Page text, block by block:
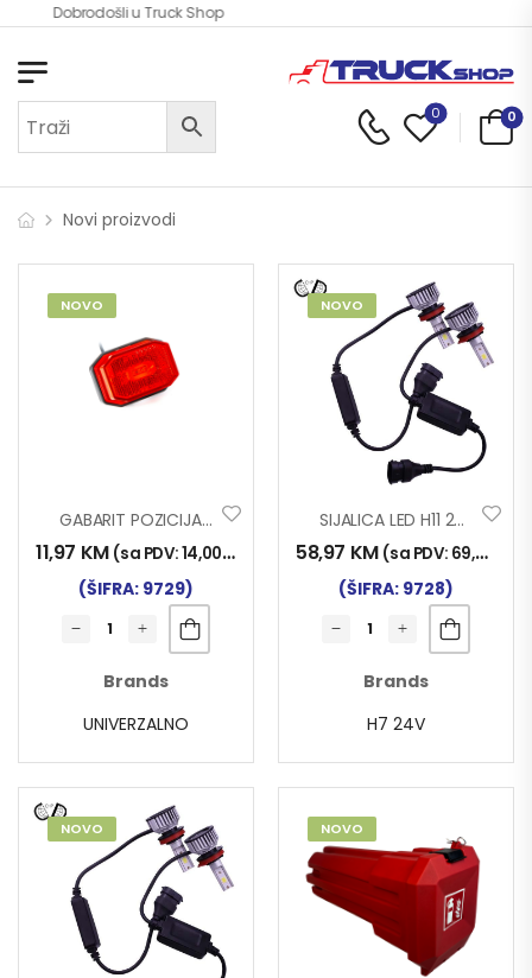
Dobrodošli u Truck Shop
0 0
Novi proizvodi
NOVO
GABARIT POZICIJA FT-001 65×42 LED CRV.
11,97 KM (sa PDV:14,00KM
(ŠIFRA: 9729)
Brands
UNIVERZALNO
NOVO
SIJALICA LED H11 24V/30W 2/1
58,97 KM (sa PDV: 69,00
(ŠIFRA: 9728)
Brands
H7 24V
NOVO NOVO